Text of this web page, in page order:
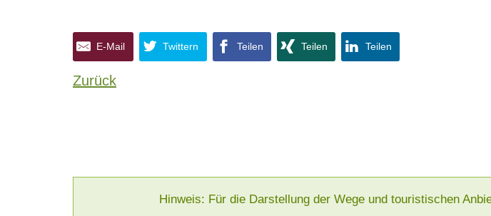
E-Mail Twittern Teilen Teilen Teilen
Zurück
Hinweis: Für die Darstellung der Wege und touristischen